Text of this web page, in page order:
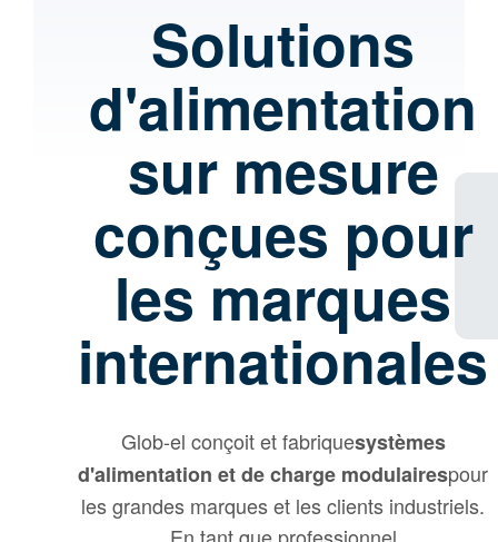
Solutions
d'alimentation
sur mesure
conçues pour
les marques
internationales
Glob-el conçoit et fabriquesystèmes
d'alimentation et de charge modulairespour
les grandes marques et les clients industriels.